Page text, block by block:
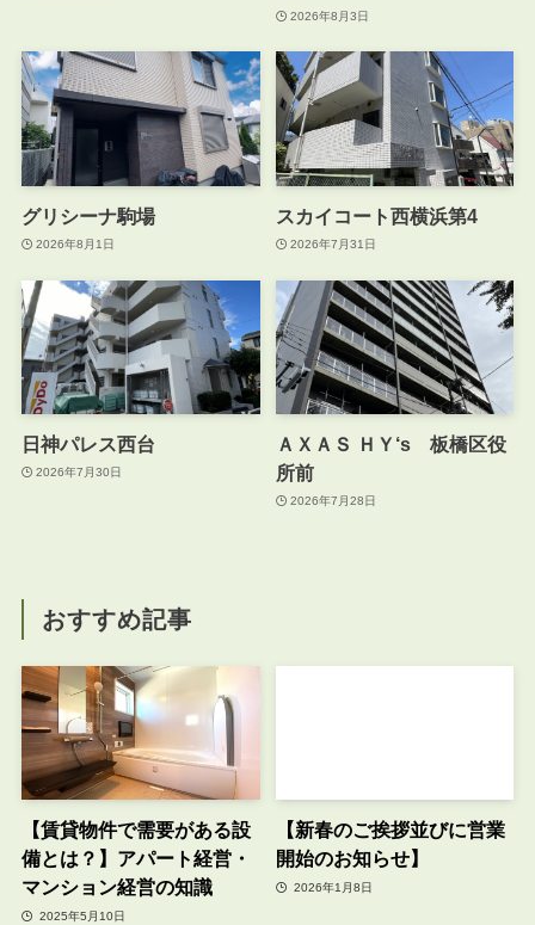
2026年8月3日
グリシーナ駒場
2026年8月1日
スカイコート西横浜第4
2026年7月31日
日神パレス西台
2026年7月30日
ＡＸＡＳ ＨＹ‘s 板橋区役
所前
2026年7月28日
おすすめ記事
【賃貸物件で需要がある設
備とは？】アパート経営・
マンション経営の知識
2025年5月10日
【新春のご挨拶並びに営業
開始のお知らせ】
2026年1月8日